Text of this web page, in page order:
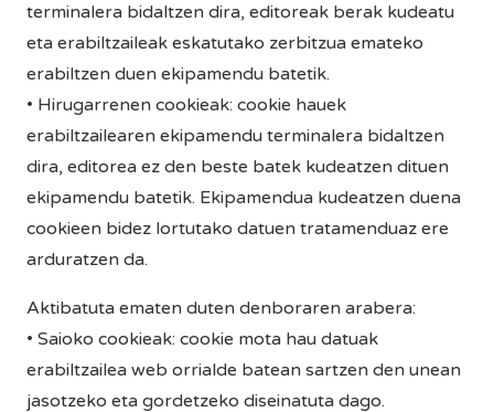
terminalera bidaltzen dira, editoreak berak kudeatu
eta erabiltzaileak eskatutako zerbitzua emateko
erabiltzen duen ekipamendu batetik.
• Hirugarrenen cookieak: cookie hauek
erabiltzailearen ekipamendu terminalera bidaltzen
dira, editorea ez den beste batek kudeatzen dituen
ekipamendu batetik. Ekipamendua kudeatzen duena
cookieen bidez lortutako datuen tratamenduaz ere
arduratzen da.
Aktibatuta ematen duten denboraren arabera:
• Saioko cookieak: cookie mota hau datuak
erabiltzailea web orrialde batean sartzen den unean
jasotzeko eta gordetzeko diseinatuta dago.